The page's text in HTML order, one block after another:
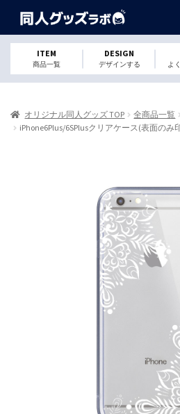
ITEM
商品一覧
DESIGN
デザインする よ
オリジナル同人グッズ TOP 全商品一覧
iPhone6Plus/6SPlusクリアケース(表面のみ